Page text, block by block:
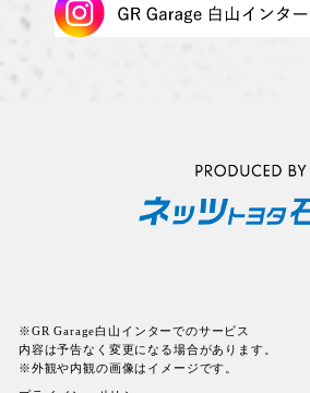
※GR Garage白山インターでのサービス
内容は予告なく変更になる場合があります。
※外観や内観の画像はイメージです。